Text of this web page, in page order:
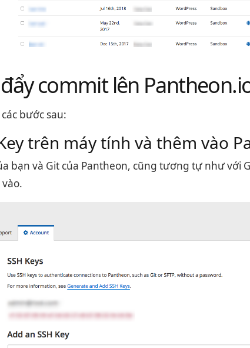
commit lên
bước sau:
trên máy tính và thêm vào
bạn và Git của Pantheon, cũng tương tự như với